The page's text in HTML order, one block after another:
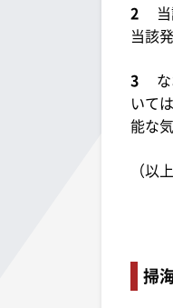
2
当
当該
3
な
いて
能な
（以上
掃